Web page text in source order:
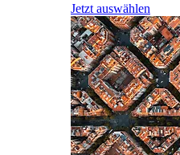
Jetzt auswählen